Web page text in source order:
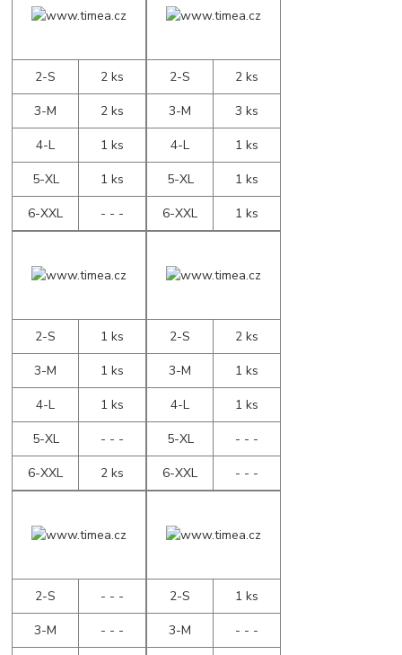
2-S
2 ks
3-M
2 ks
4-L
1 ks
5-XL
1 ks
6-XXL
- - -
2-S
2 ks
3-M
3 ks
4-L
1 ks
5-XL
1 ks
6-XXL
1 ks
2-S
1 ks
3-M
1 ks
4-L
1 ks
5-XL
- - -
6-XXL
2 ks
2-S
2 ks
3-M
1 ks
4-L
1 ks
5-XL
- - -
6-XXL
- - -
2-S
- - -
3-M
- - -
2-S
1 ks
3-M
- - -